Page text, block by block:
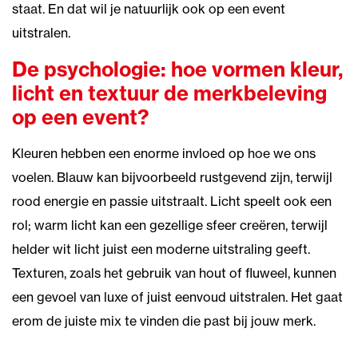
staat. En dat wil je natuurlijk ook op een event
uitstralen.
De psychologie: hoe vormen kleur,
licht en textuur de merkbeleving
op een event?
Kleuren hebben een enorme invloed op hoe we ons
voelen. Blauw kan bijvoorbeeld rustgevend zijn, terwijl
rood energie en passie uitstraalt. Licht speelt ook een
rol; warm licht kan een gezellige sfeer creëren, terwijl
helder wit licht juist een moderne uitstraling geeft.
Texturen, zoals het gebruik van hout of fluweel, kunnen
een gevoel van luxe of juist eenvoud uitstralen. Het gaat
erom de juiste mix te vinden die past bij jouw merk.